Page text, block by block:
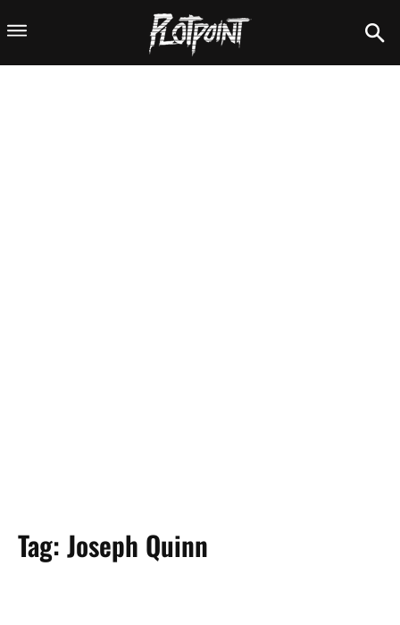
Tag: Joseph Quinn